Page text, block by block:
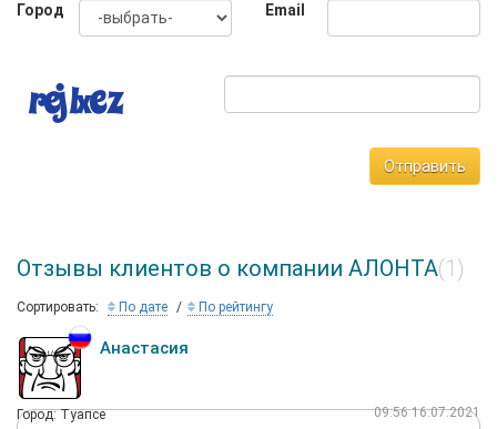
Город Email
Отправить
Отзывы клиентов о компании АЛОНТА(1)
Сортировать: По дате По рейтингу
Анастасия
Город: Туапсе 09:56 16.07.2021